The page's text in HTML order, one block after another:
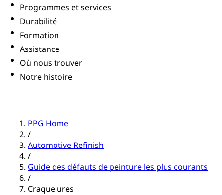
Programmes et services
Durabilité
Formation
Assistance
Où nous trouver
Notre histoire
PPG Home
/
Automotive Refinish
/
Guide des défauts de peinture les plus courants
/
Craquelures